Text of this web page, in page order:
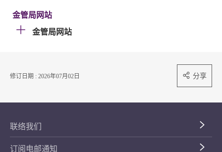
金管局网站
金管局网站
修订日期 : 2026年07月02日 分享
联络我们
订阅电邮通知